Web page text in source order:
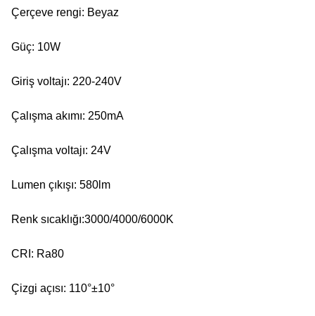
Çerçeve rengi: Beyaz
Güç: 10W
Giriş voltajı: 220-240V
Çalışma akımı: 250mA
Çalışma voltajı: 24V
Lumen çıkışı: 580lm
Renk sıcaklığı:3000/4000/6000K
CRI: Ra80
Çizgi açısı: 110°±10°